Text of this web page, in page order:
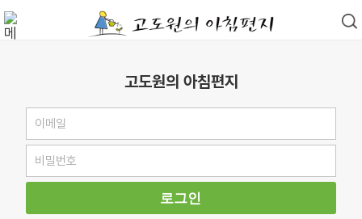
고도원의 아침편지
로그인